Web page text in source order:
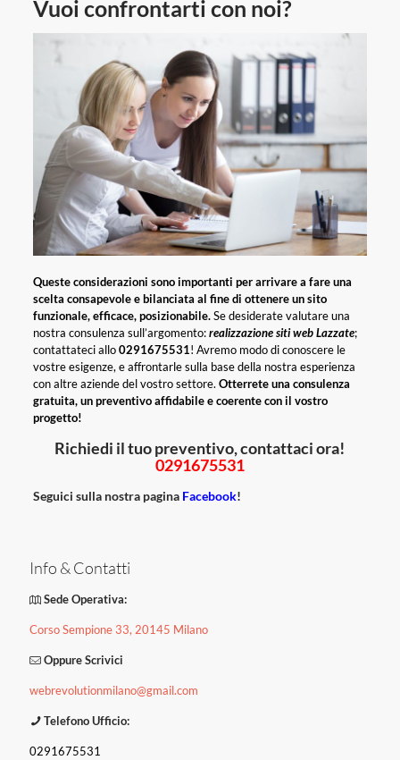
Vuoi confrontarti con noi?
Queste considerazioni sono importanti per arrivare a fare una
scelta consapevole e bilanciata al fine di ottenere un sito
funzionale, efficace, posizionabile.Se desiderate valutare una
nostra consulenza sull’argomento:realizzazione siti web Lazzate;
contattateci allo0291675531! Avremo modo di conoscere le
vostre esigenze, e affrontarle sulla base della nostra esperienza
con altre aziende del vostro settore. Otterrete una consulenza
gratuita, un preventivo affidabile e coerente con il vostro
progetto!
Richiedi il tuo preventivo, contattaci ora!
0291675531
Seguici sulla nostra pagina Facebook!
Info & Contatti
Sede Operativa:
Corso Sempione 33, 20145 Milano
Oppure Scrivici
webrevolutionmilano@gmail.com
Telefono Ufficio:
0291675531